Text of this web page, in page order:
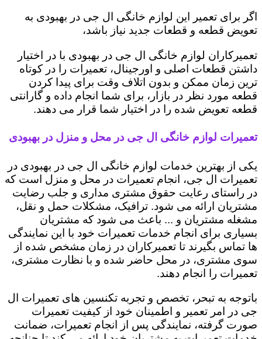
اگر برای تعمیر این لوازم خانگی ال جی در بهبودی به
تعویض قطعه و قطعات جدید نیاز باشد،
تعمیرکاران لوازم خانگی ال جی در بهبودی با در اختیار
داشتن قطعات اصلی و اورجینال، تعمیرات را در کوتاه
ترین زمان ممکن و بدون اتلاف وقت برای پیدا کردن
قطعه مورد نظر در بازار، برای شما انجام داده و گارانتی
قطعه تعویض شده را در اختیار شما قرار می دهند.
تعمیرات لوازم خانگی ال جی در محل و منزل در بهبودی
یکی از بهترین خدمات لوازم خانگی ال جی در بهبودی در
تعمیرات ال جی، انجام تعمیرات در محل و منزل است که
در راستای رعایت حقوق مشتری مداری و جلب رضایت
مشتریان ارائه می شود. ترافیک، مشکلات حمل و نقل،
مشغله مشتریان و ... باعث می شود که مشتریان
بسیاری برای انجام خدمات تعمیرات خود با این نمایندگی
ها تماس بگیرند تا تعمیرکاران در زمان مشخص شده از
سوی مشتری، در محل حاضر شده و با نظارت مشتری،
تعمیرات را انجام دهند.
باتوجه به تبحر، تخصص و تجربه تکنسین های تعمیرات ال
جی در امر تعمیر و اطمینان خود از کیفیت تعمیرات
صورت گرفته، نمایندگی پس از انجام تعمیرات، ضمانت